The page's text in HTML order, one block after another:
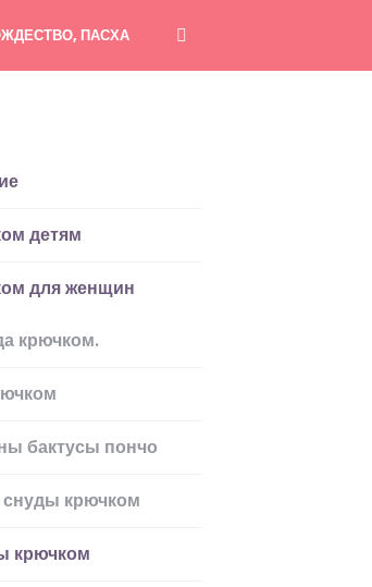
ПАСХА
детям
для женщин
крючком.
бактусы пончо
крючком
крючком